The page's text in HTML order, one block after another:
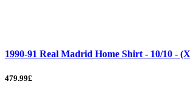
1990-91 Real Madrid Home Shirt - 10/10 -
479.99£